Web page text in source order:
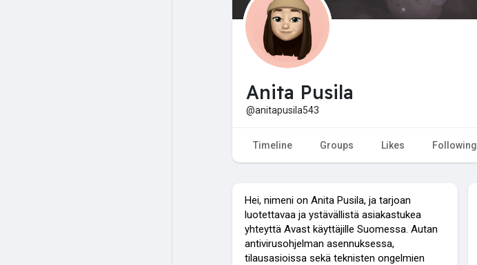
Anita Pusila
@anitapusila543
Timeline Groups Likes Following
Hei, nimeni on Anita Pusila, ja tarjoan
luotettavaa ja ystävällistä asiakastukea
yhteyttä Avast käyttäjille Suomessa. Autan
antivirusohjelman asennuksessa,
tilausasioissa sekä teknisten ongelmien